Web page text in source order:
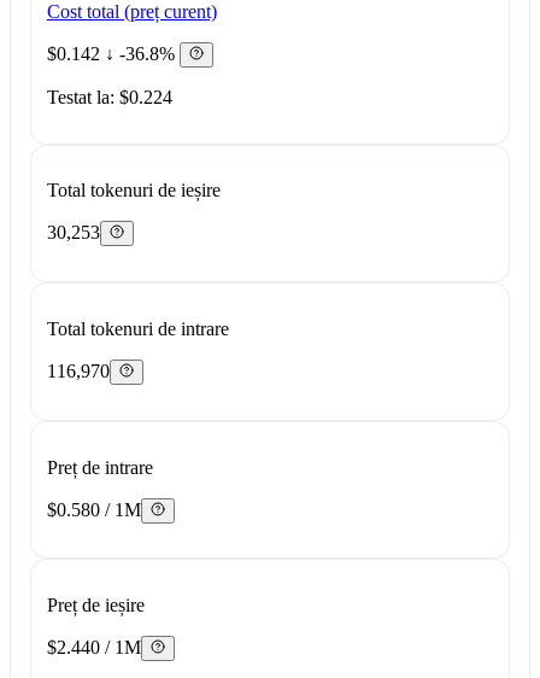
Cost total (preț curent)
$0.142 ↓ -36.8%
Testat la: $0.224
Total tokenuri de ieșire
30,253
Total tokenuri de intrare
116,970
Preț de intrare
$0.580 / 1M
Preț de ieșire
$2.440 / 1M